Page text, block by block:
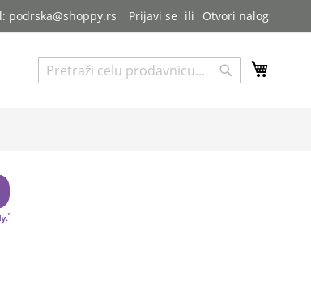
podrska@shoppy.rs Prijavi se Otvori nalog
Pretraga